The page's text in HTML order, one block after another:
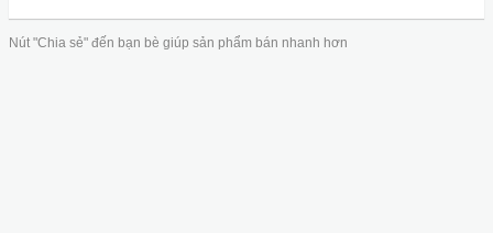
Nút "Chia sẻ" đến bạn bè giúp sản phẩm bán nhanh hơn